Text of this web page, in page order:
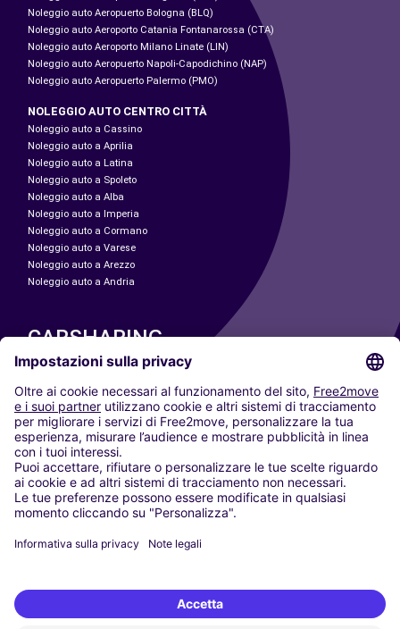
Noleggio auto Aeropuerto Bologna (BLQ)
Noleggio auto Aeroporto Catania Fontanarossa (CTA)
Noleggio auto Aeroporto Milano Linate (LIN)
Noleggio auto Aeropuerto Napoli-Capodichino (NAP)
Noleggio auto Aeropuerto Palermo (PMO)
NOLEGGIO AUTO CENTRO CITTÀ
Noleggio auto a Cassino
Noleggio auto a Aprilia
Noleggio auto a Latina
Noleggio auto a Spoleto
Noleggio auto a Alba
Noleggio auto a Imperia
Noleggio auto a Cormano
Noleggio auto a Varese
Noleggio auto a Arezzo
Noleggio auto a Andria
CARSHARING
LE NOSTRE CITTÀ
Paris
Madrid
Washington DC
Milano
Roma
Torino
Vienna
Berlino
Düsseldorf